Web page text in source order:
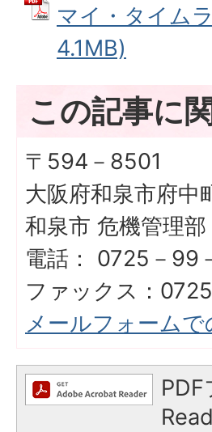
マイ・タイム
4.1MB)
この記事に
〒594－8501
大阪府和泉市府中
和泉市 危機管理
電話： 0725－99
ファックス：
メールフォーム